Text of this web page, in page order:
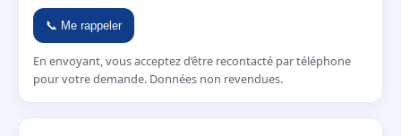
📞 Me rappeler
En envoyant, vous acceptez d’être recontacté par téléphone
pour votre demande. Données non revendues.